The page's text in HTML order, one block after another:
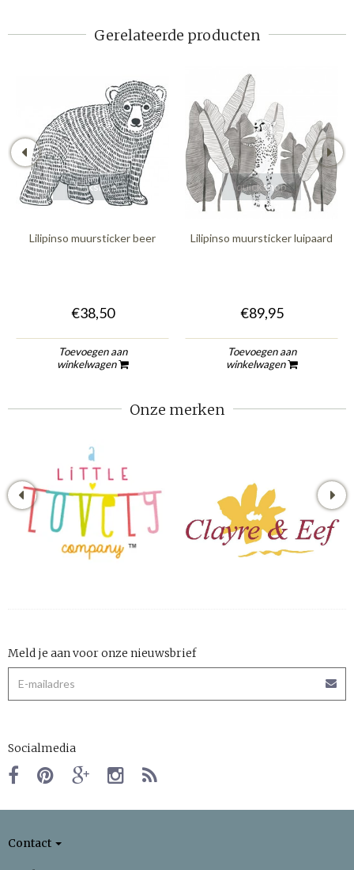
Gerelateerde producten
quickshop
Lilipinso muursticker beer
€38,50
Toevoegen aan
winkelwagen
quickshop
Lilipinso muursticker luipaard
€89,95
Toevoegen aan
winkelwagen
Onze merken
Meld je aan voor onze nieuwsbrief
Socialmedia
Contact